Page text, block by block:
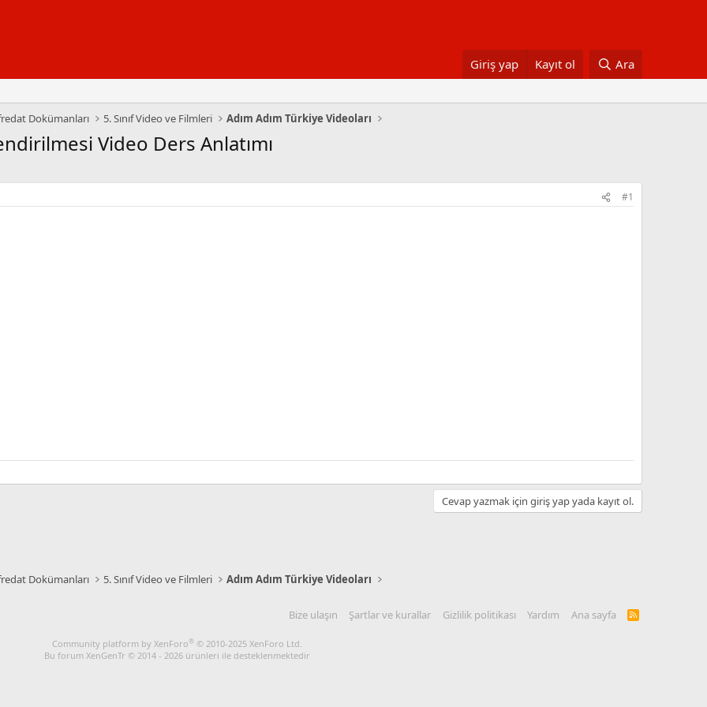
Giriş yap Kayıt ol Ara
Dokümanları 5. Sınıf Video ve Filmleri Adım Adım Türkiye Videoları
Video Ders Anlatımı
#1
Cevap yazmak için giriş yap yada kayıt ol.
Dokümanları 5. Sınıf Video ve Filmleri Adım Adım Türkiye Videoları
Bize ulaşın Şartlar ve kurallar Gizlilik politikası Yardım Ana sayfa
R
Community platform by XenForo® © 2010-2025 XenForo Ltd.
Bu forum XenGenTr © 2014 - 2026 ürünleri ile desteklenmektedir